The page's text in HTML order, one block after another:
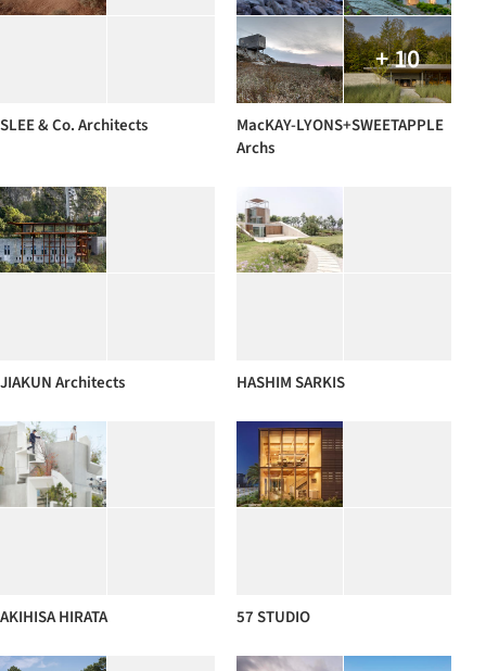
SLEE & Co. Architects
+ 10
MacKAY-LYONS+SWEETAPPLE
Archs
JIAKUN Architects HASHIM SARKIS
AKIHISA HIRATA 57 STUDIO